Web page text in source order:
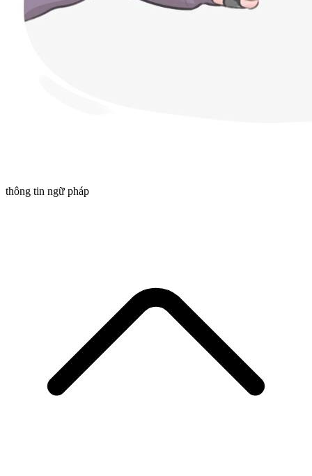
thông tin ngữ pháp